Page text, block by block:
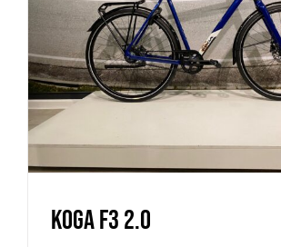
Koga F3 2.0
fiets van de maand Nieuwe fiets overig
uitgelicht tot 2000
Koga F3 2.0